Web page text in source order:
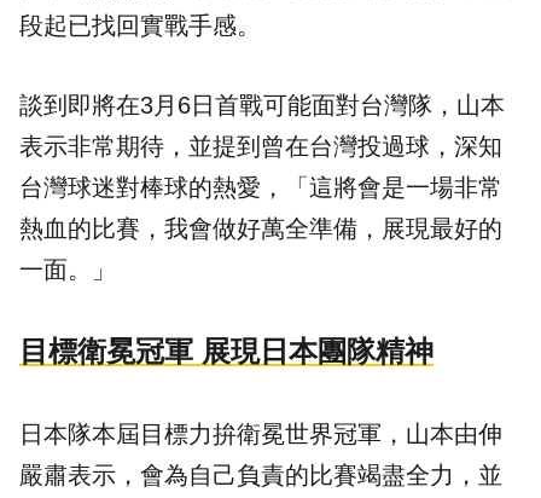
段起已找回實戰手感。
談到即將在3月6日首戰可能面對台灣隊，山本
表示非常期待，並提到曾在台灣投過球，深知
台灣球迷對棒球的熱愛，「這將會是一場非常
熱血的比賽，我會做好萬全準備，展現最好的
一面。」
目標衛冕冠軍 展現日本團隊精神
日本隊本屆目標力拚衛冕世界冠軍，山本由伸
嚴肅表示，會為自己負責的比賽竭盡全力，並